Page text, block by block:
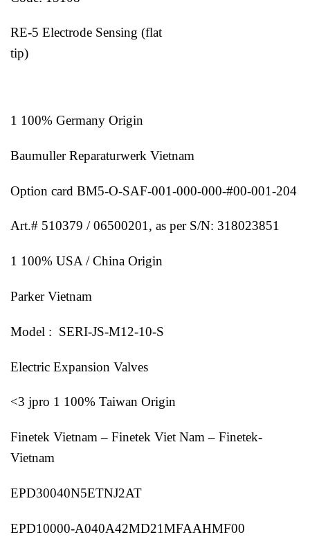
RE-5 Electrode Sensing (flat
1 100% Germany Origin
Baumuller Reparaturwerk Vietnam
Option card BM5-O-SAF-001-000-000-#00-001-204
Art.# 510379 / 06500201, as per S/N: 318023851
1 100% USA / China Origin
Parker Vietnam
Model : SERI-JS-M12-10-S
Electric Expansion Valves
<3 jpro 1 100% Taiwan Origin
Finetek Vietnam – Finetek Viet Nam – Finetek-
Vietnam
EPD30040N5ETNJ2AT
EPD10000-A040A42MD21MFAAHMF00